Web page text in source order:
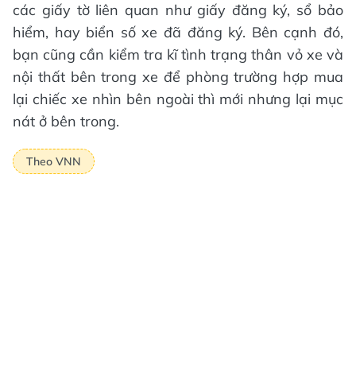
các giấy tờ liên quan như giấy đăng ký, sổ bảo
hiểm, hay biển số xe đã đăng ký. Bên cạnh đó,
bạn cũng cần kiểm tra kĩ tình trạng thân vỏ xe và
nội thất bên trong xe để phòng trường hợp mua
lại chiếc xe nhìn bên ngoài thì mới nhưng lại mục
nát ở bên trong.
Theo VNN